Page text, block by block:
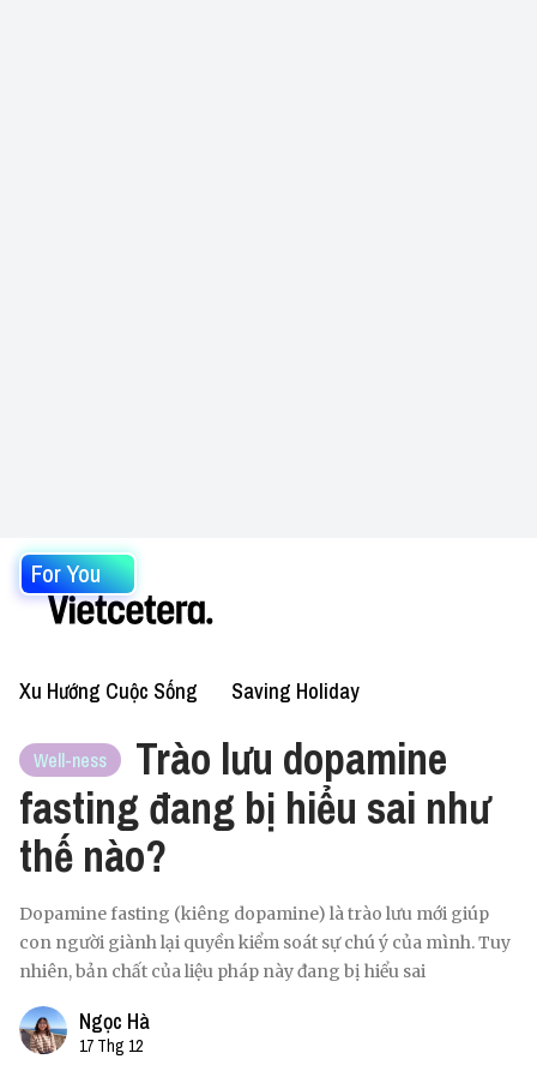
For You
Xu Hướng Cuộc Sống Saving Holiday
Well-ness
Trào lưu dopamine
fasting đang bị hiểu sai như
thế nào?
Dopamine fasting (kiêng dopamine) là trào lưu mới giúp
con người giành lại quyền kiểm soát sự chú ý của mình. Tuy
nhiên, bản chất của liệu pháp này đang bị hiểu sai
Ngọc Hà
17 Thg 12